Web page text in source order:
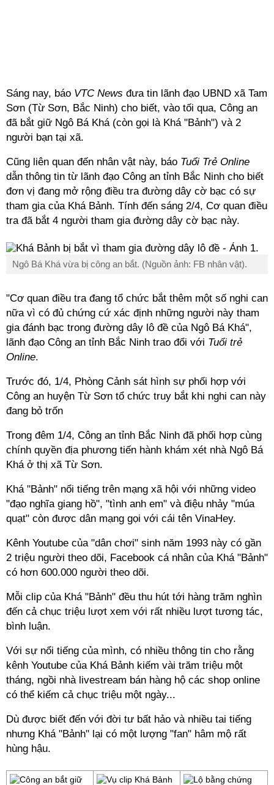
Sáng nay, báo VTC News đưa tin lãnh đạo UBND xã Tam
Sơn (Từ Sơn, Bắc Ninh) cho biết, vào tối qua, Công an
đã bắt giữ Ngô Bá Khá (còn gọi là Khá "Bảnh") và 2
người bạn tại xã.
Cũng liên quan đến nhân vật này, báo Tuổi Trẻ Online
dẫn thông tin từ lãnh đạo Công an tỉnh Bắc Ninh cho biết
đơn vị đang mở rộng điều tra đường dây cờ bạc có sự
tham gia của Khá Bảnh. Tính đến sáng 2/4, Cơ quan điều
tra đã bắt 4 người tham gia đường dây cờ bạc này.
Ngô Bá Khá vừa bị công an bắt. (Nguồn ảnh: FB nhân vật).
"Cơ quan điều tra đang tổ chức bắt thêm một số nghi can
nữa vì có đủ chứng cứ xác định những người này tham
gia đánh bạc trong đường dây lô đề của Ngô Bá Khá",
lãnh đạo Công an tỉnh Bắc Ninh trao đổi với Tuổi trẻ
Online.
Trước đó, 1/4, Phòng Cảnh sát hình sự phối hợp với
Công an huyện Từ Sơn tổ chức truy bắt khi nghi can này
đang bỏ trốn
Trong đêm 1/4, Công an tỉnh Bắc Ninh đã phối hợp cùng
chính quyền địa phương tiến hành khám xét nhà Ngô Bá
Khá ở thị xã Từ Sơn.
Khá "Bảnh" nổi tiếng trên mạng xã hội với những video
"đạo nghĩa giang hồ", "tình anh em" và điệu nhảy "múa
quạt" còn được dân mạng gọi với cái tên VinaHey.
Kênh Youtube của "dân chơi" sinh năm 1993 này có gần
2 triệu người theo dõi, Facebook cá nhân của Khá "Bảnh"
có hơn 600.000 người theo dõi.
Mỗi clip của Khá "Bảnh" đều thu hút tới hàng trăm nghìn
đến cả chục triệu lượt xem với rất nhiều lượt tương tác,
bình luận.
Với sự nổi tiếng của mình, có nhiều thông tin cho rằng
kênh Youtube của Khá Bảnh kiếm vài trăm triệu một
tháng, ngồi nhà livestream bán hàng hộ các shop online
có thể kiếm cả chục triệu một ngày...
Dù được biết đến với đời tư bất hảo và nhiều tai tiếng
nhưng Khá "Bảnh" lại có một lượng "fan" hâm mộ rất
hùng hậu.